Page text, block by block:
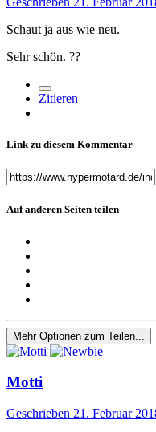
Schaut ja aus wie neu.
Sehr schön. ??
Zitieren
Link zu diesem Kommentar
Auf anderen Seiten teilen
Mehr Optionen zum Teilen...
Motti
Geschrieben 21. Februar